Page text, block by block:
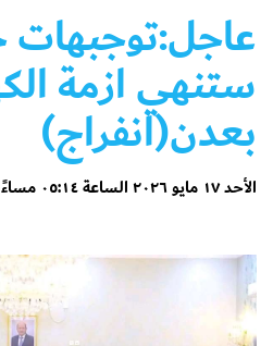
عاجل:توجبهات
ستنهي ازمة
بعدن(انفراج)
الأحد ١٧ مايو ٢٠٢٦ الساعة ٠٥:١٤ مساءً